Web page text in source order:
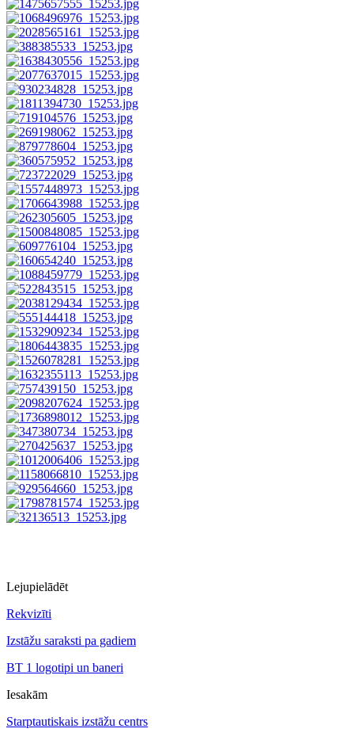
Lejupielādēt
Rekvizīti
Izstāžu saraksti pa gadiem
BT 1 logotipi un baneri
Iesakām
Starptautiskais izstāžu centrs